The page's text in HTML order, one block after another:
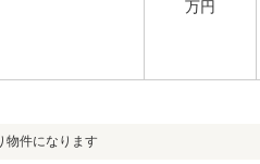
万円
物件になります